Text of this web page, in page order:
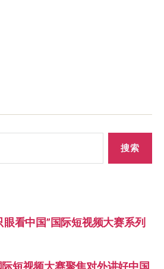
看中国”国际短视频大赛系列
际短视频大赛聚焦对外讲好中国